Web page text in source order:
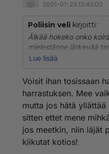
2001-01-23 12:45:00
Poliisin veli kirjoitti:
Älkää hokeko onko
mielestänne järkevää
merkitystä!KUN
ole koiran vihaajaa,
täällä uhoavat etteivä
yhteiskunnalla on
noudattamaan lakia,
Lue lisää
Voisit ihan tosissaan
harrastuksen. Mee
mutta jos hätä
sitten ettet mene
jos meetkin, niin läjät
kiikutat kotios!